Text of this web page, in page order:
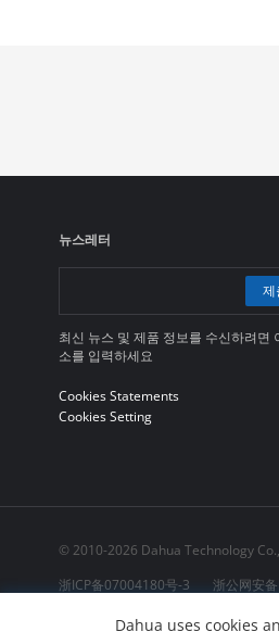
Dahua uses cookies
뉴스레터
제
최신 뉴스 및 제품 정보를 수신하려면
소를 입력하세요
Cookies Statements
Cookies Setting
© 2010-2026 Dahua Technology
浙ICP备07004180号-3
浙公网安